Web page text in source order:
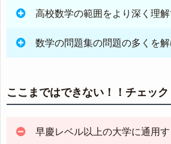
高校数学の範囲をより深く理解
数学の問題集の問題の多くを解
ここまではできない！！チェック
早慶レベル以上の大学に通用